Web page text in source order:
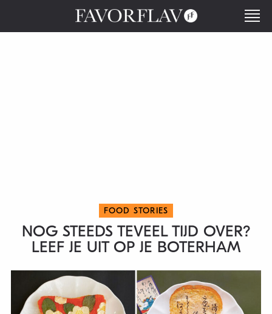
FOOD STORIES
NOG STEEDS TEVEEL TIJD OVER?
LEEF JE UIT OP JE BOTERHAM